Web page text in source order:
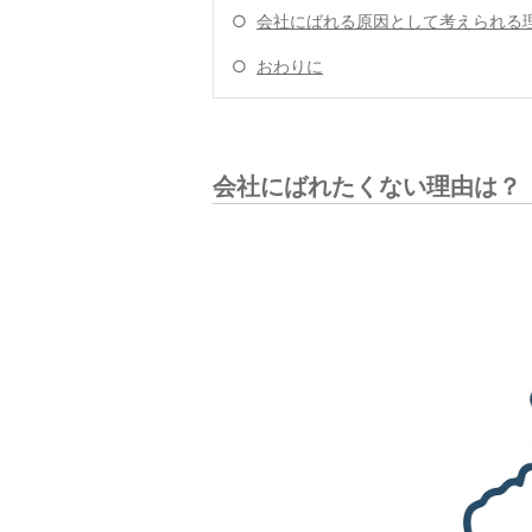
○ 会社にばれる原因として考えられる
○ おわりに
会社にばれたくない理由は？